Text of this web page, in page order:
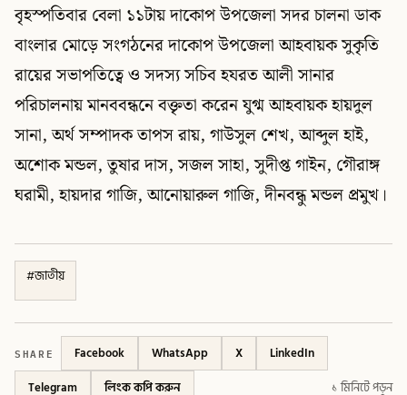
বৃহস্পতিবার বেলা ১১টায় দাকোপ উপজেলা সদর চালনা ডাক
বাংলার মোড়ে সংগঠনের দাকোপ উপজেলা আহবায়ক সুকৃতি
রায়ের সভাপতিত্বে ও সদস্য সচিব হযরত আলী সানার
পরিচালনায় মানববন্ধনে বক্তৃতা করেন যুগ্ম আহবায়ক হায়দুল
সানা, অর্থ সম্পাদক তাপস রায়, গাউসুল শেখ, আব্দুল হাই,
অশোক মন্ডল, তুষার দাস, সজল সাহা, সুদীপ্ত গাইন, গৌরাঙ্গ
ঘরামী, হায়দার গাজি, আনোয়ারুল গাজি, দীনবন্ধু মন্ডল প্রমুখ।
#জাতীয়
SHARE Facebook WhatsApp X
LinkedIn
Telegram
লিংক কপি করুন ১ মিনিটে পড়ুন